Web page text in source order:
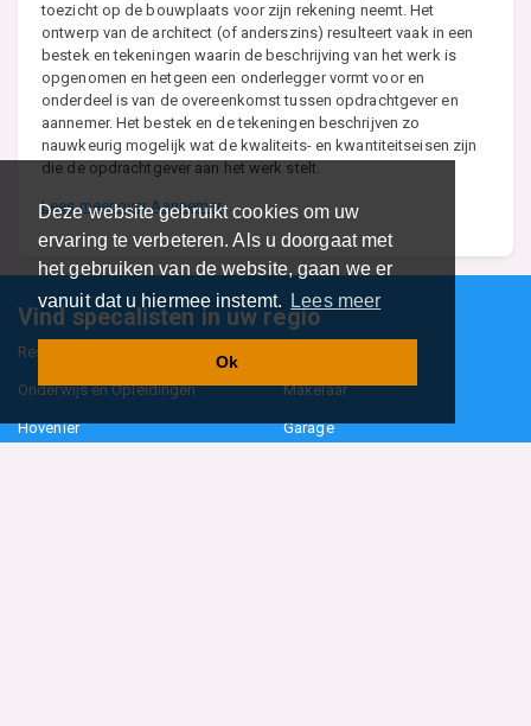
Deze website gebruikt cookies om uw
ervaring te verbeteren. Als u doorgaat met
het gebruiken van de website, gaan we er
vanuit dat u hiermee instemt.
Lees meer
Ok
toezicht op de bouwplaats voor zijn rekening neemt. Het
ontwerp van de architect (of anderszins) resulteert vaak in een
bestek en tekeningen waarin de beschrijving van het werk is
opgenomen en hetgeen een onderlegger vormt voor en
onderdeel is van de overeenkomst tussen opdrachtgever en
aannemer. Het bestek en de tekeningen beschrijven zo
nauwkeurig mogelijk wat de kwaliteits- en kwantiteitseisen zijn
die de opdrachtgever aan het werk stelt.
Lees meer over Aannemer
Vind specalisten in uw regio
Restaurant
Onderwijs en Opleidingen Makelaar
Hovenier Garage